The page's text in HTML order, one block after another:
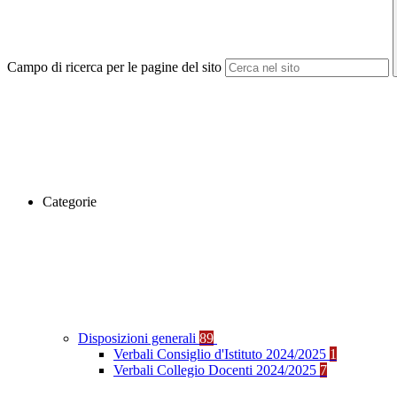
Campo di ricerca per le pagine del sito
Categorie
Disposizioni generali 89
Verbali Consiglio d'Istituto 2024/2025 1
Verbali Collegio Docenti 2024/2025 7